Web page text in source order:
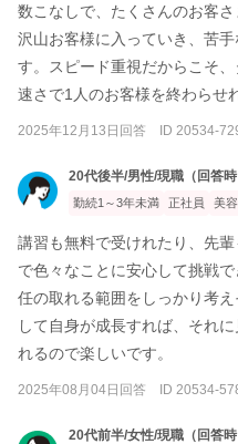
数こなしで、たくさんのお客
沢山お客様に入っていき、苦
す。スピード重視だからこそ
速さで1人のお客様を終わらせ
2025年12月13日回答 ID 20534-
20代後半/男性/現職（回答時
勤続1～3年未満
正社員 美
講習も無料で受けれたり、先
で色々なことに安心して挑戦
任の取れる範囲をしっかり考
して自身が成長すれば、それ
れるので楽しいです。
2025年08月04日回答 ID 20534-
20代前半/女性/現職（回答時